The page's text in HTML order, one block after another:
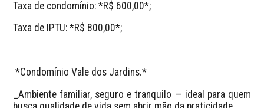
Taxa de condomínio: *R$ 600,00*;
Taxa de IPTU: *R$ 800,00*;
*Condomínio Vale dos Jardins.*
_Ambiente familiar, seguro e tranquilo — ideal para quem